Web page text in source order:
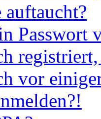
Passwort
vor